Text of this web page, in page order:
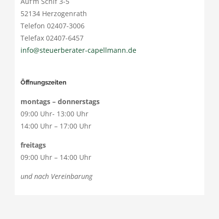
52134 Herzogenrath
Telefon 02407-3006
Telefax 02407-6457
info@steuerberater-capellmann.de
Öffnungszeiten
montags – donnerstags
09:00 Uhr- 13:00 Uhr
14:00 Uhr – 17:00 Uhr
freitags
09:00 Uhr – 14:00 Uhr
und nach Vereinbarung